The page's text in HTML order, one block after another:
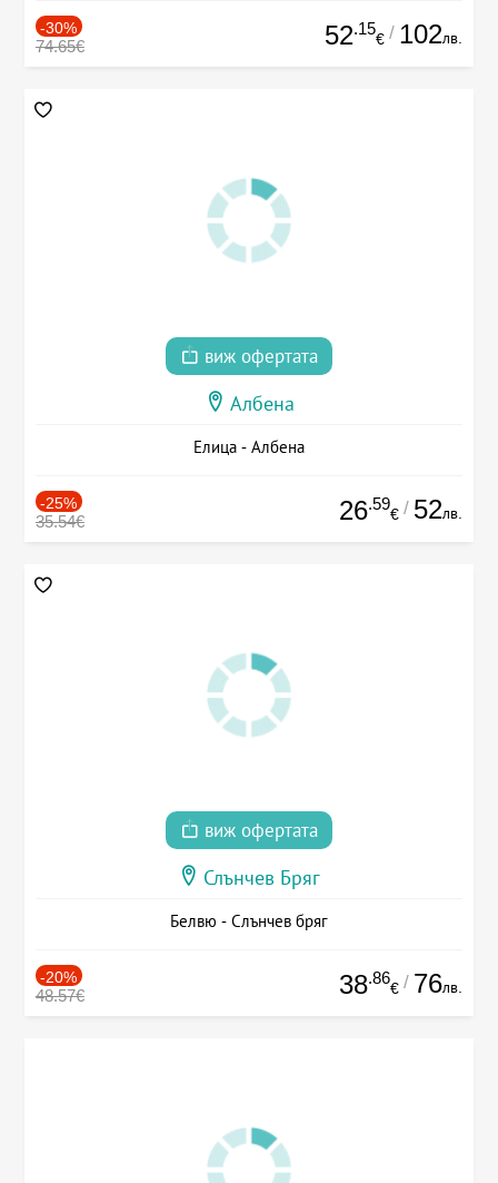
-30%
74.65€ 52.15
€ / 102лв.
виж офертата
Албена
Елица - Албена
-25%
35.54€ 26.59
€ / 52лв.
виж офертата
Слънчев Бряг
Белвю - Слънчев бряг
-20%
48.57€ 38.86
€ / 76лв.